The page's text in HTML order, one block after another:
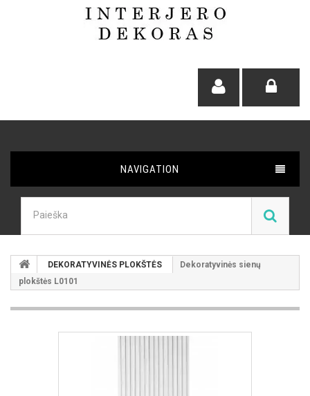
NAVIGATION
DEKORATYVINĖS PLOKŠTĖS
Dekoratyvinės sienų
plokštės L0101